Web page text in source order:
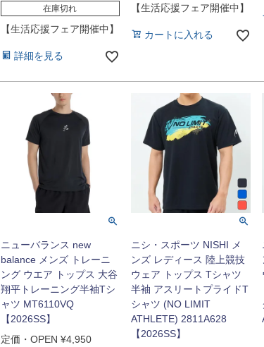
在庫切れ
【生活応援フェア開催中】
詳細を見る
【生活応援フェア開催中】
カートに入れる
ニューバランス new
balance メンズ トレーニ
ング ウエア トップス 大谷
翔平トレーニング半袖Tシ
ャツ MT6110VQ
【2026SS】
定価・OPEN ¥4,950
ニシ・スポーツ NISHI メ
ンズ レディース 陸上競技
ウェア トップス Tシャツ
半袖 アスリートプライドT
シャツ (NO LIMIT
ATHLETE) 2811A628
【2026SS】